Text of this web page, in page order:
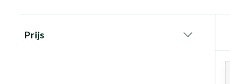
Prijs